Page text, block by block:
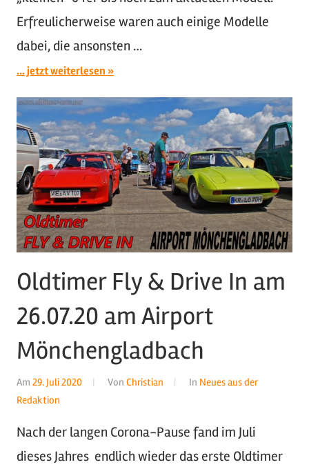
Erfreulicherweise waren auch einige Modelle
dabei, die ansonsten …
... jetzt weiterlesen
Oldtimer Fly & Drive In am
26.07.20 am Airport
Mönchengladbach
Am 29. Juli 2020 Von Christian In Neues aus der
Redaktion
Nach der langen Corona-Pause fand im Juli
dieses Jahres endlich wieder das erste Oldtimer